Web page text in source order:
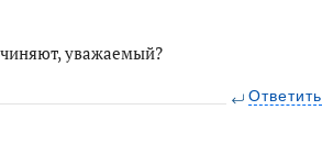
уважаемый?
Ответить